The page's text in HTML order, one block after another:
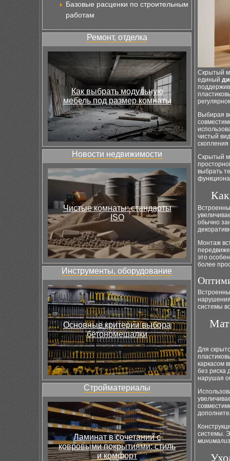
Базовые расценки по строительным
работам
Ремонт, отделка
Как выбрать модульную
мебель под размер комнаты
Новости недвижимости
Чистые комнаты: стандарты
ISO
Инструменты, оборудование
Основные критерии выбора
бетономешалки
Стройматериалы
Ламинат в сочетании с
ковровыми покрытиями: стиль
и комфорт
Скрытый
единый
Выбирая
чистый
скопления
Скрытый
выбрать
обычно
Монтаж
это
более
системы
Для
каркасом
без
нарушая
системы.